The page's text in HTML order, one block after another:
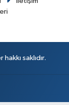
saklıdır.